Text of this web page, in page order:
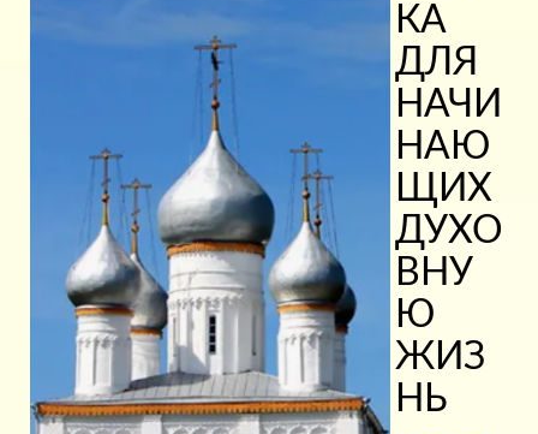
КА
ДЛЯ
НАЧИ
НАЮ
ЩИХ
ДУХО
ВНУ
Ю
ЖИЗ
НЬ